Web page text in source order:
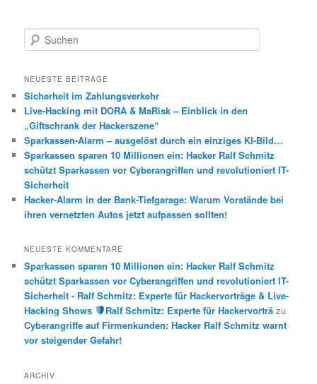
u
h
n
NEUESTE BEITRÄGE
Sicherheit im Zahlungsverkehr
Live-Hacking mit DORA & MaRisk – Einblick in den
„Giftschrank der Hackerszene“
Sparkassen-Alarm – ausgelöst durch ein einziges KI-Bild…
Sparkassen sparen 10 Millionen ein: Hacker Ralf Schmitz
schützt Sparkassen vor Cyberangriffen und revolutioniert IT-
Sicherheit
Hacker-Alarm in der Bank-Tiefgarage: Warum Vorstände bei
ihren vernetzten Autos jetzt aufpassen sollten!
NEUESTE KOMMENTARE
Sparkassen sparen 10 Millionen ein: Hacker Ralf Schmitz
schützt Sparkassen vor Cyberangriffen und revolutioniert IT-
Sicherheit - Ralf Schmitz: Experte für Hackervorträge & Live-
Hacking Shows
Ralf Schmitz: Experte für Hackervorträzu
Cyberangriffe auf Firmenkunden: Hacker Ralf Schmitz warnt
vor steigender Gefahr!
ARCHIV